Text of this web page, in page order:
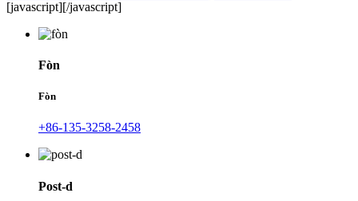
[javascript][/javascript]
Fòn
Fòn
+86-135-3258-2458
Post-d